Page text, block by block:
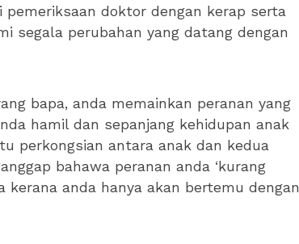
doktor dengan kerap serta
segala perubahan yang datang dengan
bapa, anda memainkan peranan yang
hamil dan sepanjang kehidupan anak
perkongsian antara anak dan kedua
bahawa peranan anda ‘kurang
kerana anda hanya akan bertemu dengan